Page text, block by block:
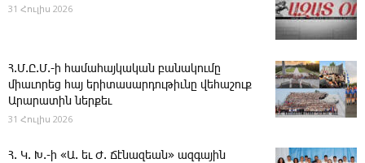
31 Հուլիս 2026
Հ.Մ.Ը.Մ.-ի համահայկական բանակումը
միաւորեց հայ երիտասարդութիւնը վեհաշուք
Արարատին ներքեւ
31 Հուլիս 2026
Հ. Կ. Խ.-ի «Ա. եւ Ժ. ­Ճէնազեան» ազգային